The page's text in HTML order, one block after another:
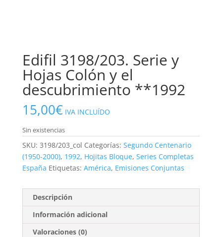
Edifil 3198/203. Serie y
Hojas Colón y el
descubrimiento **1992
15,00€ IVA INCLUÍDO
Sin existencias
SKU: 3198/203_col Categorías: Segundo Centenario
(1950-2000), 1992, Hojitas Bloque, Series Completas
España Etiquetas: América, Emisiones Conjuntas
Descripción
Información adicional
Valoraciones (0)